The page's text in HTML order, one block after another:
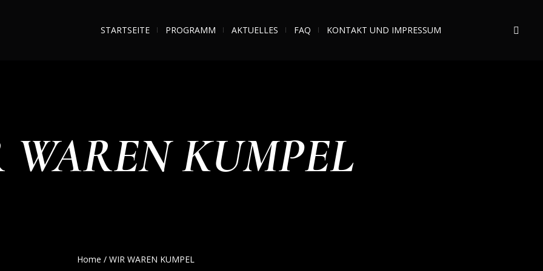
STARTSEITE PROGRAMM AKTUELLES FAQ KONTAKT UND IMPRESSUM
KUMPEL
Home / WIR WAREN KUMPEL